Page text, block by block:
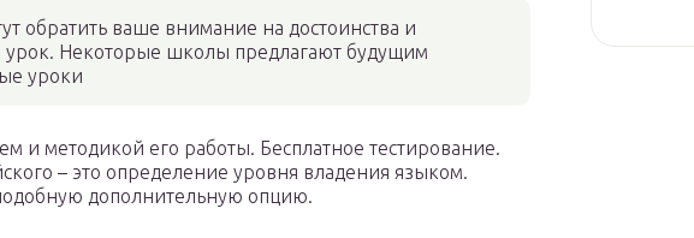
обратить ваше внимание на достоинства и
урок. Некоторые школы предлагают будущим
уроки
и методикой его работы. Бесплатное тестирование.
– это определение уровня владения языком.
дополнительную опцию.